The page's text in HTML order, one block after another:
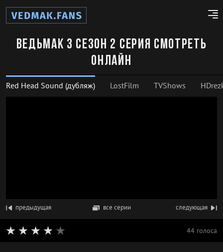
Ведьмак 3 сезон 2 серия смотреть
онлайн
Red Head Sound (дубляж) LostFilm TVShows
предыдущая все серии следующая
44 голоса